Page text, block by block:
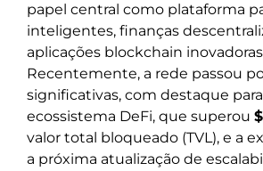
papel central como plataforma
inteligentes, finanças
aplicações blockchain
Recentemente, a rede passou
significativas, com destaque
ecossistema DeFi, que superou
valor total bloqueado (TVL), e a
a próxima atualização de